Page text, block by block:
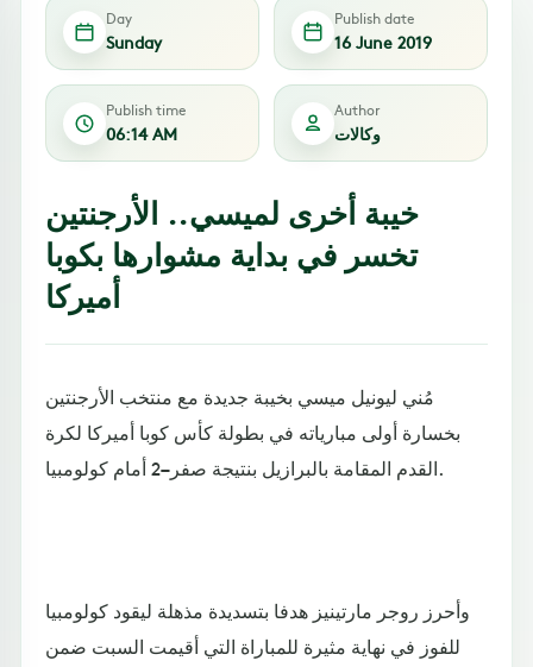
Day
Sunday
Publish date
16 June 2019
Publish time
06:14 AM
Author
وكالات
خيبة أخرى لميسي.. الأرجنتين
تخسر في بداية مشوارها بكوبا
أميركا
مُني ليونيل ميسي بخيبة جديدة مع منتخب الأرجنتين
بخسارة أولى مبارياته في بطولة كأس كوبا أميركا لكرة
القدم المقامة بالبرازيل بنتيجة صفر–2 أمام كولومبيا.
وأحرز روجر مارتينيز هدفا بتسديدة مذهلة ليقود كولومبيا
للفوز في نهاية مثيرة للمباراة التي أقيمت السبت ضمن